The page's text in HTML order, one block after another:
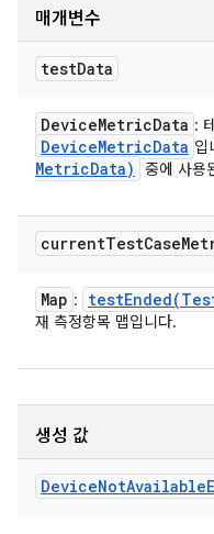
매개변수
testData
DeviceMetricData :
DeviceMetricData 입
MetricData) 중에 사용
currentTestCase
Map : testEnded(
재 측정항목 맵입니다.
생성 값
DeviceNotAvailable